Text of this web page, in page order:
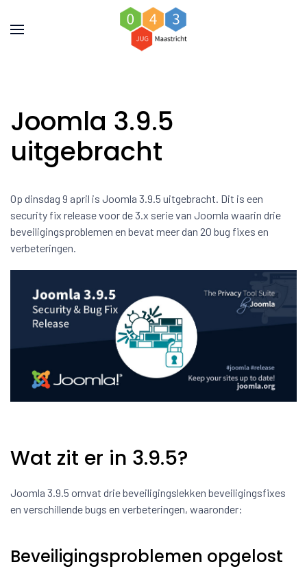
Joomla 3.9.5
uitgebracht
Op dinsdag 9 april is Joomla 3.9.5 uitgebracht. Dit is een
security fix release voor de 3.x serie van Joomla waarin drie
beveiligingsproblemen en bevat meer dan 20 bug fixes en
verbeteringen.
Wat zit er in 3.9.5?
Joomla 3.9.5 omvat drie beveiligingslekken beveiligingsfixes
en verschillende bugs en verbeteringen, waaronder:
Beveiligingsproblemen opgelost